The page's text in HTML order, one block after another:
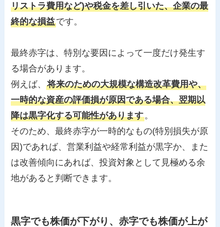
リストラ費用など)や税金を差し引いた、企業の最
終的な損益です。
最終赤字は、特別な要因によって一度だけ発生す
る場合があります。
例えば、将来のための大規模な構造改革費用や、
一時的な資産の評価損が原因である場合、翌期以
降は黒字化する可能性があります。
そのため、最終赤字が一時的なもの(特別損失が原
因)であれば、営業利益や経常利益が黒字か、また
は改善傾向にあれば、投資対象として見極める余
地があると判断できます。
黒字でも株価が下がり、赤字でも株価が上が